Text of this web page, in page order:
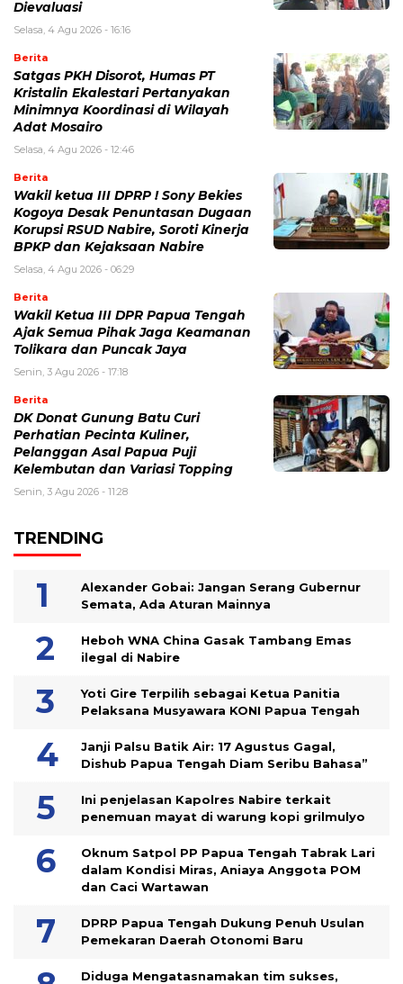
Dievaluasi
Selasa, 4 Agu 2026 - 16:16
Berita
Satgas PKH Disorot, Humas PT
Kristalin Ekalestari Pertanyakan
Minimnya Koordinasi di Wilayah
Adat Mosairo
Selasa, 4 Agu 2026 - 12:46
Berita
Wakil ketua III DPRP ! Sony Bekies
Kogoya Desak Penuntasan Dugaan
Korupsi RSUD Nabire, Soroti Kinerja
BPKP dan Kejaksaan Nabire
Selasa, 4 Agu 2026 - 06:29
Berita
Wakil Ketua III DPR Papua Tengah
Ajak Semua Pihak Jaga Keamanan
Tolikara dan Puncak Jaya
Senin, 3 Agu 2026 - 17:18
Berita
DK Donat Gunung Batu Curi
Perhatian Pecinta Kuliner,
Pelanggan Asal Papua Puji
Kelembutan dan Variasi Topping
Senin, 3 Agu 2026 - 11:28
TRENDING
Alexander Gobai: Jangan Serang Gubernur
Semata, Ada Aturan Mainnya
Heboh WNA China Gasak Tambang Emas
ilegal di Nabire
Yoti Gire Terpilih sebagai Ketua Panitia
Pelaksana Musyawara KONI Papua Tengah
Janji Palsu Batik Air: 17 Agustus Gagal,
Dishub Papua Tengah Diam Seribu Bahasa”
Ini penjelasan Kapolres Nabire terkait
penemuan mayat di warung kopi grilmulyo
Oknum Satpol PP Papua Tengah Tabrak Lari
dalam Kondisi Miras, Aniaya Anggota POM
dan Caci Wartawan
DPRP Papua Tengah Dukung Penuh Usulan
Pemekaran Daerah Otonomi Baru
Diduga Mengatasnamakan tim sukses,